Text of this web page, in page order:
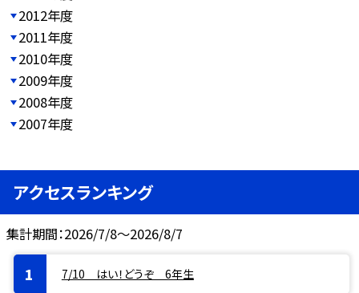
2012年度
2011年度
2010年度
2009年度
2008年度
2007年度
アクセスランキング
集計期間：2026/7/8～2026/8/7
7/10 はい！どうぞ 6年生